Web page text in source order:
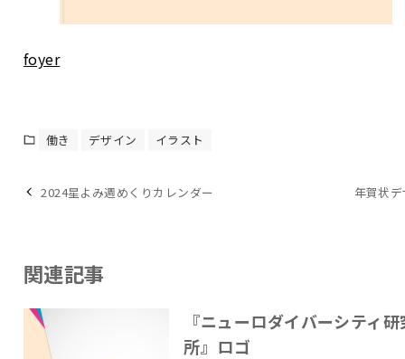
foyer
働き デザイン イラスト
2024星よみ週めくりカレンダー 年賀状
関連記事
『ニューロダイバーシティ研
所』ロゴ